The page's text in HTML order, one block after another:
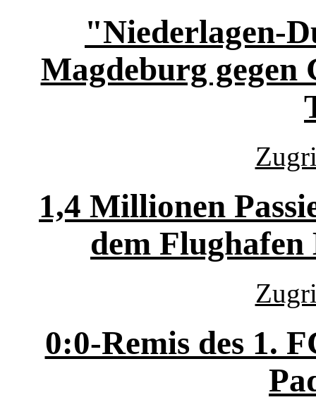
"Niederlagen-
Magdeburg
1,4 Millionen
dem
0:0-Remis des 1.